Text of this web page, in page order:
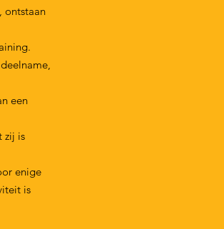
ontstaan
een
zij is
enige
is